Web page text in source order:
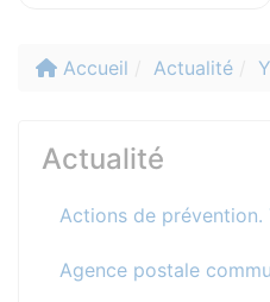
Accueil Actualité
Actualité
Actions de prévention.
Agence postale